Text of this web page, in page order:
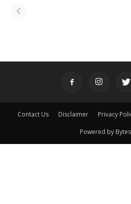
పితృదేవతల ఆశీర్వాదం
Contact Us Disclaimer Privacy
Powered by